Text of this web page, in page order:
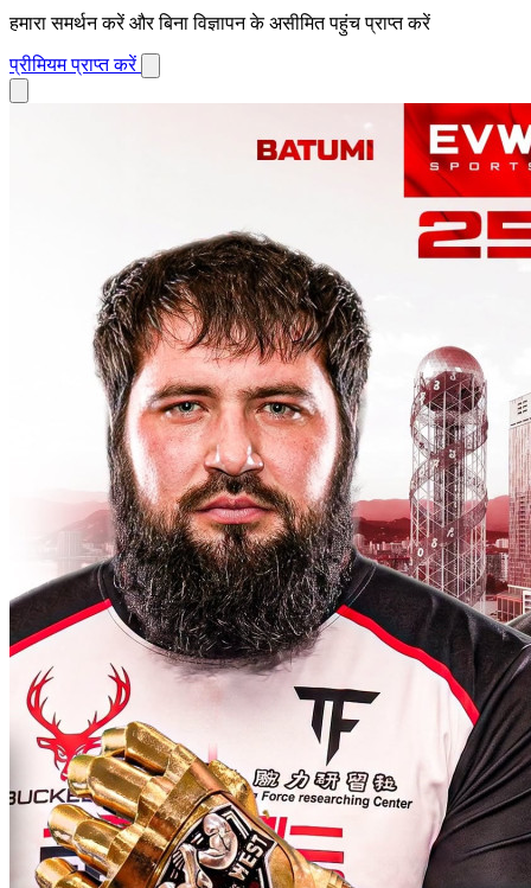
हमारा समर्थन करें और बिना विज्ञापन के असीमित पहुंच प्राप्त करें
प्रीमियम प्राप्त करें